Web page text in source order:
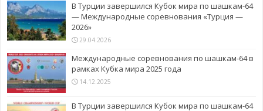
В Турции завершился Кубок мира по шашкам-64
— Международные соревнования «Турция —
2026»
29.04.2026
Международные соревнования по шашкам-64 в
рамках Кубка мира 2025 года
14.12.2025
В Турции завершился Кубок мира по шашкам-64